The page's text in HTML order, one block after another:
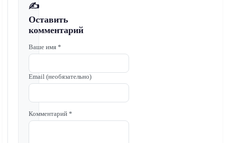
✍️
Оставить
комментарий
Ваше имя *
Email (необязательно)
Комментарий *